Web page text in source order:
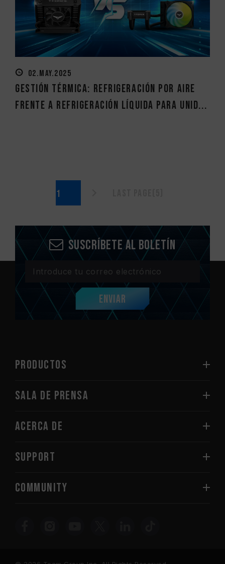
02.MAY.2025
Gestión térmica: Refrigeración por aire
frente a refrigeración líquida para unid...
Suscríbete al boletín
Enviar
PRODUCTOS
Sala de prensa
Acerca de
SUPPORT
COMMUNITY